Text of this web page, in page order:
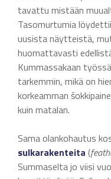
tavattu mistään
Tasomurtumia
uusista näytteistä,
huomattavasti
Kummassakaan
tarkemmin, mikä on
korkeamman
kuin matalan.
Sama olankohautus
sulkarakenteita (
Summaselta jo viisi